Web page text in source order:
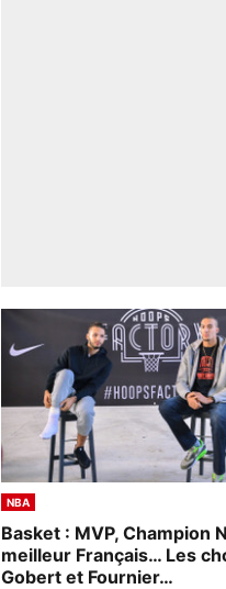
NBA
Basket : MVP, Champion
meilleur Français… Les
Gobert et Fournier…